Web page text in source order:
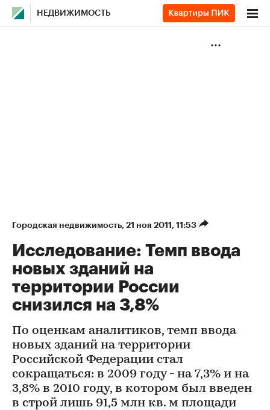
НЕДВИЖИМОСТЬ
Городская недвижимость⁠, 21 ноя 2011, 11:53
Исследование: Темп ввода
новых зданий на
территории России
снизился на 3,8%
По оценкам аналитиков, темп ввода
новых зданий на территории
Российской Федерации стал
сокращаться: в 2009 году - на 7,3% и на
3,8% в 2010 году, в котором был введен
в строй лишь 91,5 млн кв. м площади